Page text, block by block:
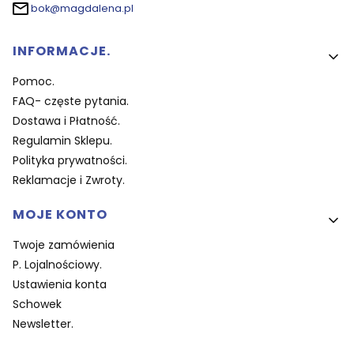
bok@magdalena.pl
Linki w stopce
INFORMACJE.
Pomoc.
FAQ- częste pytania.
Dostawa i Płatność.
Regulamin Sklepu.
Polityka prywatności.
Reklamacje i Zwroty.
MOJE KONTO
Twoje zamówienia
P. Lojalnościowy.
Ustawienia konta
Schowek
Newsletter.